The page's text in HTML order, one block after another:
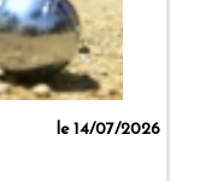
le 14/07/2026